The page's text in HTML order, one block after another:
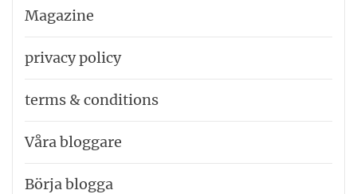
Magazine
privacy policy
terms & conditions
Våra bloggare
Börja blogga